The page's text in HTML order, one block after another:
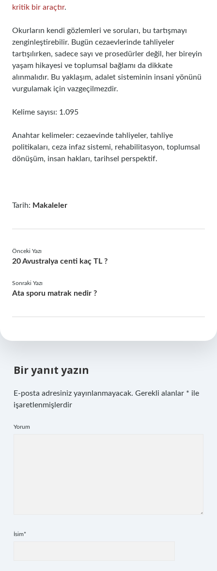
kritik bir araçtır.
Okurların kendi gözlemleri ve soruları, bu tartışmayı
zenginleştirebilir. Bugün cezaevlerinde tahliyeler
tartışılırken, sadece sayı ve prosedürler değil, her bireyin
yaşam hikayesi ve toplumsal bağlamı da dikkate
alınmalıdır. Bu yaklaşım, adalet sisteminin insani yönünü
vurgulamak için vazgeçilmezdir.
Kelime sayısı: 1.095
Anahtar kelimeler: cezaevinde tahliyeler, tahliye
politikaları, ceza infaz sistemi, rehabilitasyon, toplumsal
dönüşüm, insan hakları, tarihsel perspektif.
Tarih: Makaleler
Önceki Yazı
20 Avustralya centi kaç TL ?
Sonraki Yazı
Ata sporu matrak nedir ?
Bir yanıt yazın
E-posta adresiniz yayınlanmayacak. Gerekli alanlar * ile
işaretlenmişlerdir
Yorum
İsim*